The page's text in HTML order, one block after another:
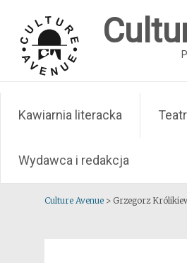
content
Kawiarnia literacka Teatr
Wydawca i redakcja
Culture Avenue > Grzegorz